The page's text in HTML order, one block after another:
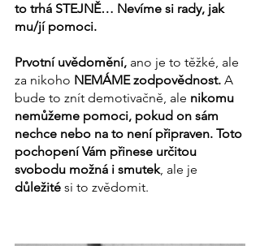
to trhá STEJNĚ… Nevíme si rady, jak
mu/jí pomoci.
Prvotní uvědomění, ano je to těžké, ale
za nikoho NEMÁME zodpovědnost. A
bude to znít demotivačně, ale nikomu
nemůžeme pomoci, pokud on sám
nechce nebo na to není připraven. Toto
pochopení Vám přinese určitou
svobodu možná i smutek, ale je
důležité si to zvědomit.